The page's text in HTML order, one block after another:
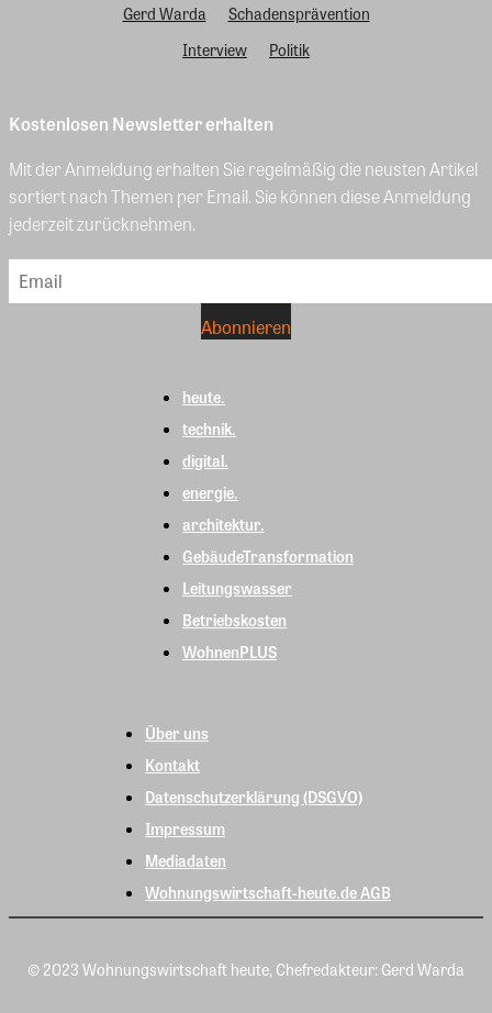
Gerd Warda
Schadensprävention
Interview
Politik
Kostenlosen Newsletter erhalten
Mit der Anmeldung erhalten Sie regelmäßig die neusten Artikel
sortiert nach Themen per Email. Sie können diese Anmeldung
jederzeit zurücknehmen.
heute.
technik.
digital.
energie.
architektur.
GebäudeTransformation
Leitungswasser
Betriebskosten
WohnenPLUS
Über uns
Kontakt
Datenschutzerklärung (DSGVO)
Impressum
Mediadaten
Wohnungswirtschaft-heute.de AGB
© 2023 Wohnungswirtschaft heute, Chefredakteur: Gerd Warda